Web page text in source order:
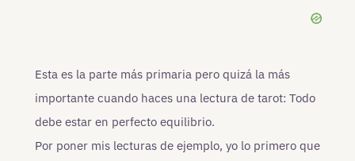
Esta es la parte más primaria pero quizá la más
importante cuando haces una lectura de tarot: Todo
debe estar en perfecto equilibrio.
Por poner mis lecturas de ejemplo, yo lo primero que